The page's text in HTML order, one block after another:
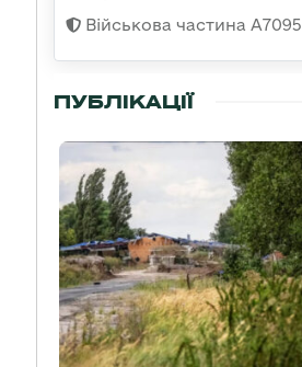
Військова частина А7095
ПУБЛІКАЦІЇ